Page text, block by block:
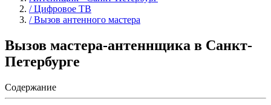
/ Цифровое ТВ
/ Вызов антенного мастера
Вызов мастера-антеннщика в Санкт-
Петербурге
Содержание